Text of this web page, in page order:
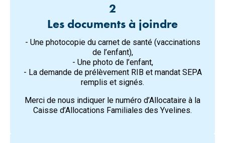
2
Les documents à joindre
- Une photocopie du carnet de santé (vaccinations
de l’enfant),
- Une photo de l’enfant,
- La demande de prélèvement RIB et mandat SEPA
remplis et signés.
Merci de nous indiquer le numéro d’Allocataire à la
Caisse d’Allocations Familiales des Yvelines.